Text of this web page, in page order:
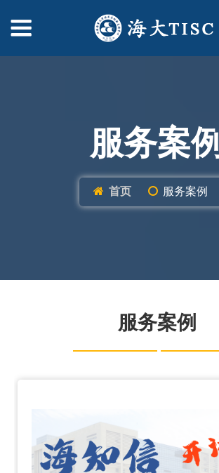
服务案例
首页 服务案例
服务案例